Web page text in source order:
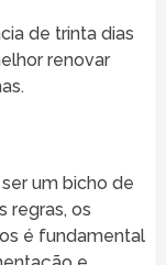
de trinta dias
renovar
um bicho de
regras, os
é fundamental